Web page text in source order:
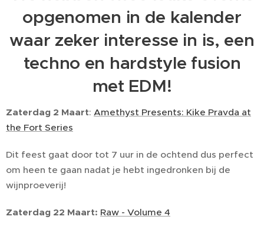
opgenomen in de kalender
waar zeker interesse in is, een
techno en hardstyle fusion
met EDM!
Zaterdag 2 Maart: Amethyst Presents: Kike Pravda at
the Fort Series
Dit feest gaat door tot 7 uur in de ochtend dus perfect
om heen te gaan nadat je hebt ingedronken bij de
wijnproeverij!
Zaterdag 22 Maart: Raw - Volume 4